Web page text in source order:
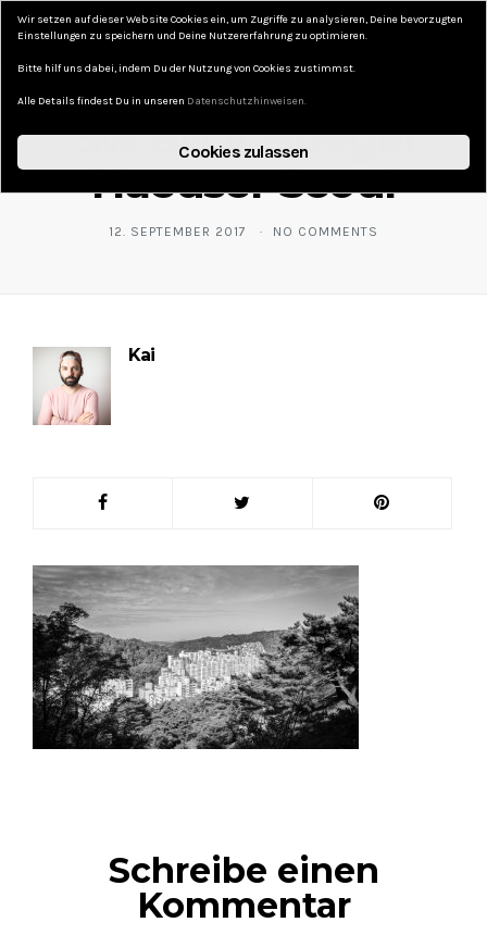
DAS KURZE LEBEN
Sw Blick Huegel
Haeuser Seoul
12. SEPTEMBER 2017 NO COMMENTS
Kai
Schreibe einen
Kommentar
Wir setzen auf dieser Website Cookies ein, um Zugriffe zu analysieren, Deine bevorzugten
Einstellungen zu speichern und Deine Nutzererfahrung zu optimieren.
Bitte hilf uns dabei, indem Du der Nutzung von Cookies zustimmst.
Alle Details findest Du in unseren Datenschutzhinweisen.
Cookies zulassen